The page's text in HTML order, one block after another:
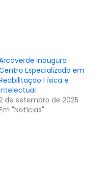
inaugura
Especializado em
Física e
de setembro de 2025
"Notícias"